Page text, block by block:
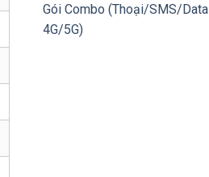
Gói Combo (Thoại/SMS/Data
4G/5G)